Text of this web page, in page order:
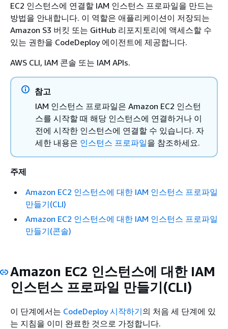
EC2 인스턴스에 연결할 IAM 인스턴스 프로파일을 만드는
방법을 안내합니다. 이 역할은 애플리케이션이 저장되는
Amazon S3 버킷 또는 GitHub 리포지토리에 액세스할 수
있는 권한을 CodeDeploy 에이전트에 제공합니다.
AWS CLI, IAM 콘솔 또는 IAM APIs.
참고
IAM 인스턴스 프로파일은 Amazon EC2 인스턴
스를 시작할 때 해당 인스턴스에 연결하거나 이
전에 시작한 인스턴스에 연결할 수 있습니다. 자
세한 내용은 인스턴스 프로파일을 참조하세요.
주제
Amazon EC2 인스턴스에 대한 IAM 인스턴스 프로파일
만들기(CLI)
Amazon EC2 인스턴스에 대한 IAM 인스턴스 프로파일
만들기(콘솔)
Amazon EC2 인스턴스에 대한 IAM
인스턴스 프로파일 만들기(CLI)
이 단계에서는 CodeDeploy 시작하기의 처음 세 단계에 있
는 지침을 이미 완료한 것으로 가정합니다.